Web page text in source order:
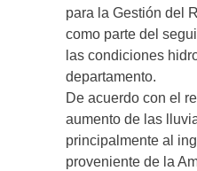
para la Gestión del
como parte del
las condiciones
departamento.
De acuerdo con el
aumento de las
principalmente al
proveniente de la